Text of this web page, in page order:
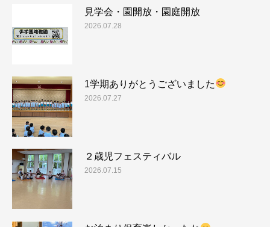
見学会・園開放・園庭開放
2026.07.28
1学期ありがとうございました
2026.07.27
２歳児フェスティバル
2026.07.15